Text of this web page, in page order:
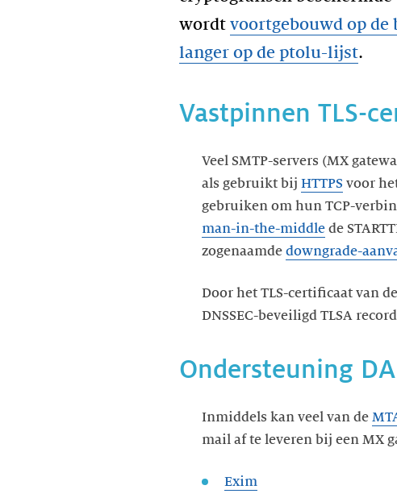
wordt voortgebouwd op de
langer op de ptolu-lijst.
Vastpinnen TLS-
Veel SMTP-servers (MX
als gebruikt bij HTTPS voor
gebruiken om hun TCP-
man-in-the-middle de
zogenaamde downgrade-
Door het TLS-certificaat van
DNSSEC-beveiligd TLSA
Ondersteuning
Inmiddels kan veel van de
mail af te leveren bij een MX
Exim